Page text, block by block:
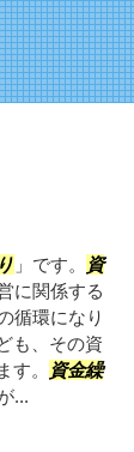
」です。
資
に関係する
循環になり
も、その資
す。
資金繰
...